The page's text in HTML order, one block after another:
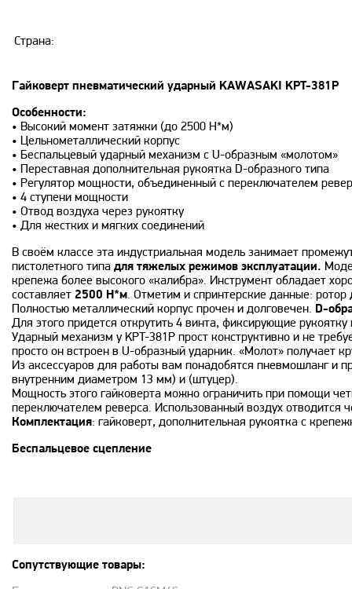
Страна:
Гайковерт пневматический ударный KAWASAKI KPT-381P
Особенности:
• Высокий момент затяжки (до 2500 Н*м)
• Цельнометаллический корпус
• Беспальцевый ударный механизм с U-образным «молотом»
• Переставная дополнительная рукоятка D-образного типа
• Регулятор мощности, объединенный с переключателем
• 4 ступени мощности
• Отвод воздуха через рукоятку
• Для жестких и мягких соединений
В своём классе эта индустриальная модель занимает
пистолетного типа для тяжелых режимов эксплуатации.
крепежа более высокого «калибра». Инструмент обладает
составляет 2500 Н*м. Отметим и спринтерские данные:
Полностью металлический корпус прочен и долговечен. D-
Для этого придется открутить 4 винта, фиксирующие
Ударный механизм у KPT-381P прост конструктивно и не
просто он встроен в U-образный ударник. «Молот» получает
Из аксессуаров для работы вам понадобятся пневмошланг и
внутренним диаметром 13 мм) и (штуцер).
Мощность этого гайковерта можно ограничить при помощи
переключателем реверса. Использованный воздух отводится
Комплектация: гайковерт, дополнительная рукоятка с
Беспальцевое сцепление
Сопутствующие товары: